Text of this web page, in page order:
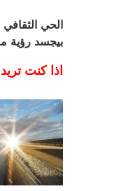
الحي
بيجسد رؤية
اذا كنت